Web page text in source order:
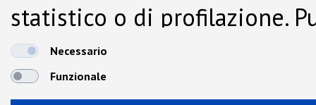
statistico o di profilazione.
dalla Cookie Policy.
Necessario
Funzionale